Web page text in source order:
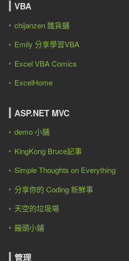
VBA
chijanzen 雜貨舖
Emily 分享學習VBA
Excel VBA Comics
ExcelHome
ASP.NET MVC
demo 小舖
KingKong Bruce記事
Simple Thoughts on Everything
分享你的 Coding 新鮮事
天空的垃圾場
饅頭小鋪
管理